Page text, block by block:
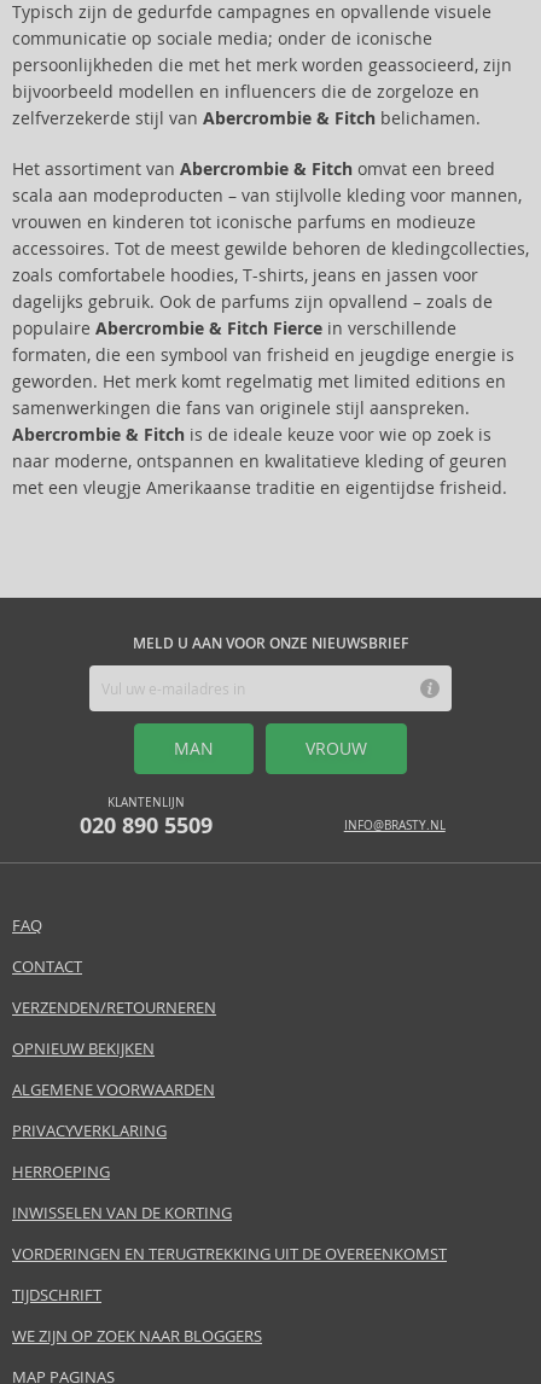
Typisch zijn de gedurfde campagnes en opvallende visuele
communicatie op sociale media; onder de iconische
persoonlijkheden die met het merk worden geassocieerd, zijn
bijvoorbeeld modellen en influencers die de zorgeloze en
zelfverzekerde stijl van Abercrombie & Fitch belichamen.
Het assortiment van Abercrombie & Fitch omvat een breed
scala aan modeproducten – van stijlvolle kleding voor mannen,
vrouwen en kinderen tot iconische parfums en modieuze
accessoires. Tot de meest gewilde behoren de kledingcollecties,
zoals comfortabele hoodies, T-shirts, jeans en jassen voor
dagelijks gebruik. Ook de parfums zijn opvallend – zoals de
populaire Abercrombie & Fitch Fierce in verschillende
formaten, die een symbool van frisheid en jeugdige energie is
geworden. Het merk komt regelmatig met limited editions en
samenwerkingen die fans van originele stijl aanspreken.
Abercrombie & Fitch is de ideale keuze voor wie op zoek is
naar moderne, ontspannen en kwalitatieve kleding of geuren
met een vleugje Amerikaanse traditie en eigentijdse frisheid.
MELD U AAN VOOR ONZE NIEUWSBRIEF
MAN VROUW
KLANTENLIJN
020 890 5509 INFO@BRASTY.NL
FAQ
CONTACT
VERZENDEN/RETOURNEREN
OPNIEUW BEKIJKEN
ALGEMENE VOORWAARDEN
PRIVACYVERKLARING
HERROEPING
INWISSELEN VAN DE KORTING
VORDERINGEN EN TERUGTREKKING UIT DE OVEREENKOMST
TIJDSCHRIFT
WE ZIJN OP ZOEK NAAR BLOGGERS
MAP PAGINAS